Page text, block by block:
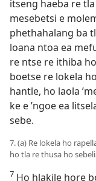
itseng haeba re
mesebetsi e
phethahalang ba
loana ntoa ea
re ntse re ithiba
boetse re lokela
hantle, ho laola
ke e ’ngoe ea
sebe.
7. (a) Re lokela ho
ho tla re thusa ho
7 Ho hlakile hore